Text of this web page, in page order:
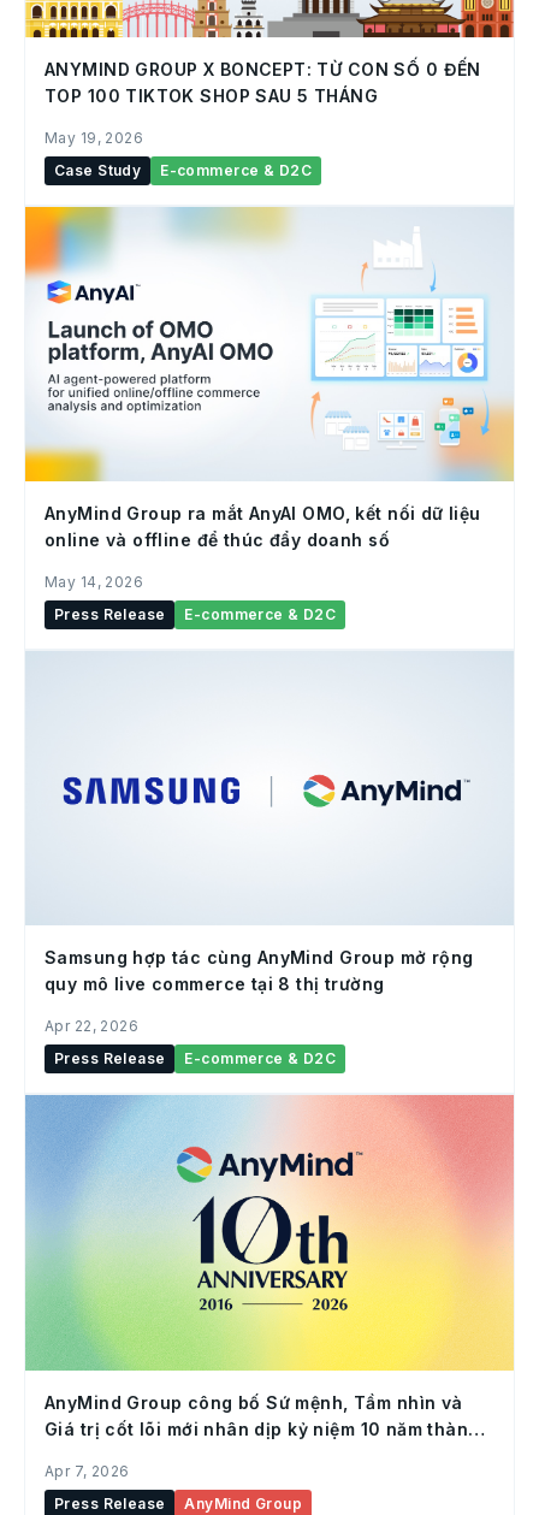
ANYMIND GROUP X BONCEPT: TỪ CON SỐ 0 ĐẾN
TOP 100 TIKTOK SHOP SAU 5 THÁNG
May 19, 2026
Case Study
E-commerce & D2C
AnyMind Group ra mắt AnyAI OMO, kết nối dữ liệu
online và offline để thúc đẩy doanh số
May 14, 2026
Press Release
E-commerce & D2C
Samsung hợp tác cùng AnyMind Group mở rộng
quy mô live commerce tại 8 thị trường
Apr 22, 2026
Press Release
E-commerce & D2C
AnyMind Group công bố Sứ mệnh, Tầm nhìn và
Giá trị cốt lõi mới nhân dịp kỷ niệm 10 năm thành
Apr 7, 2026
Press Release
AnyMind Group